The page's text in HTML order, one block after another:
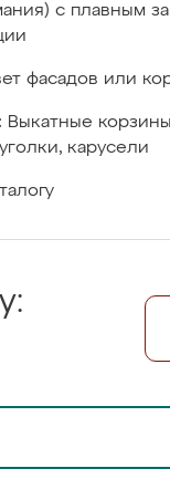
с плавным
фасадов или
Выкатные
карусели